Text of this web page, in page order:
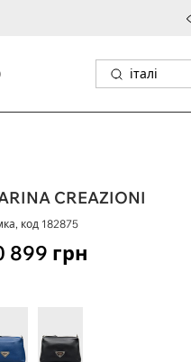
CREAZIONI
код 182875
899 грн